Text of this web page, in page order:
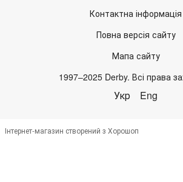
Контактна інформація
Повна версія сайту
Мапа сайту
1997–2025 Derby. Всі права
Укр Eng
Інтернет-магазин створений з Хорошоп